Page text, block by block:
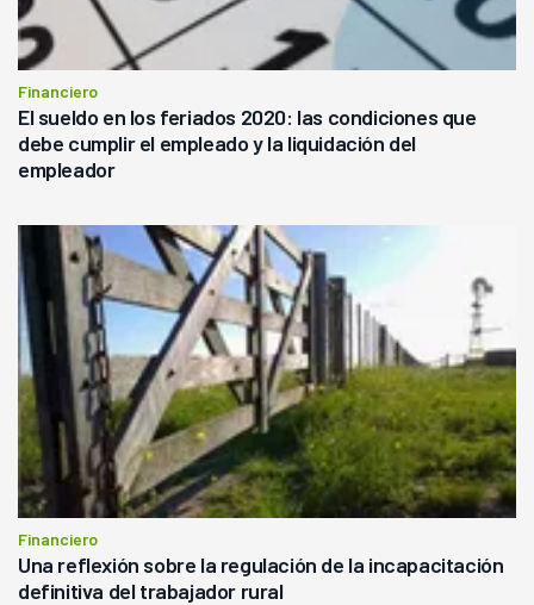
Financiero
El sueldo en los feriados 2020: las condiciones que
debe cumplir el empleado y la liquidación del
empleador
Financiero
Una reflexión sobre la regulación de la incapacitación
definitiva del trabajador rural